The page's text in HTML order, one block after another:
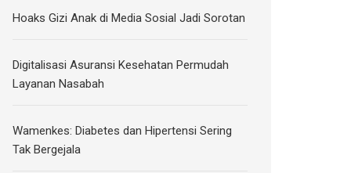
Hoaks Gizi Anak di Media Sosial Jadi Sorotan
Digitalisasi Asuransi Kesehatan Permudah
Layanan Nasabah
Wamenkes: Diabetes dan Hipertensi Sering
Tak Bergejala